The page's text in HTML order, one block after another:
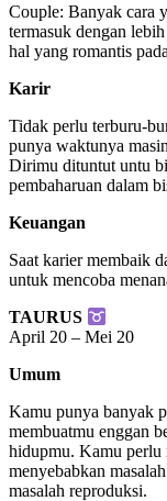
Couple: Banyak cara
termasuk dengan
hal yang romantis
Karir
Tidak perlu terburu-
punya waktunya
Dirimu dituntut untu
pembaharuan dalam
Keuangan
Saat karier membaik
untuk mencoba
TAURUS
April 20 – Mei 20
Umum
Kamu punya banyak
membuatmu enggan
hidupmu. Kamu perlu
menyebabkan
masalah reproduksi.